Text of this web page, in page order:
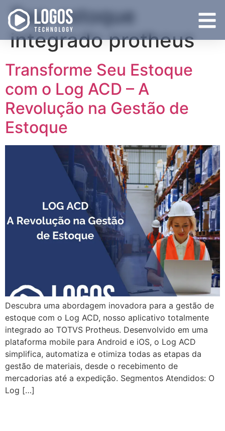
Tag:estoque
integrado protheus
Transforme Seu Estoque
com o Log ACD – A
Revolução na Gestão de
Estoque
Descubra uma abordagem inovadora para a gestão de
estoque com o Log ACD, nosso aplicativo totalmente
integrado ao TOTVS Protheus. Desenvolvido em uma
plataforma mobile para Android e iOS, o Log ACD
simplifica, automatiza e otimiza todas as etapas da
gestão de materiais, desde o recebimento de
mercadorias até a expedição. Segmentos Atendidos: O
Log […]